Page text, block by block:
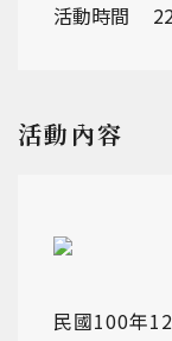
活動時間
活動內容
民國100年